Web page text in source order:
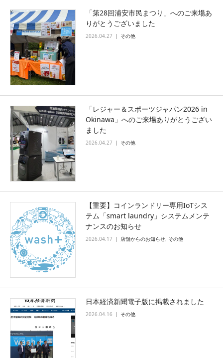
「第28回浦安市民まつり」へのご来場あ
りがとうございました
2026.04.27 その他
「レジャー＆スポーツジャパン2026 in
Okinawa」へのご来場ありがとうござい
ました
2026.04.27 その他
【重要】コインランドリー専用IoTシス
テム「smart laundry」システムメンテ
ナンスのお知らせ
2026.04.17 店舗からのお知らせ, その他
日本経済新聞電子版に掲載されました
2026.04.16 その他